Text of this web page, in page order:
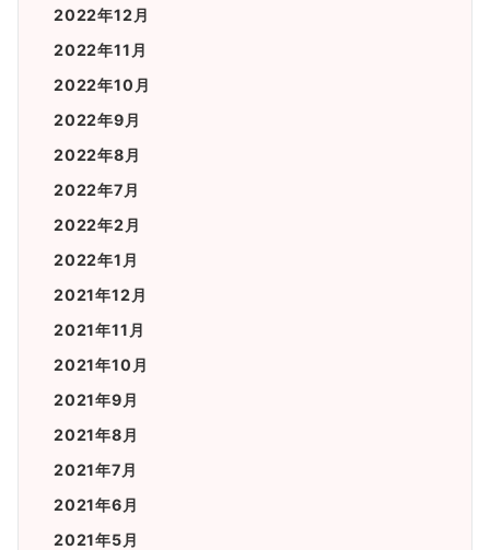
2022年12月
2022年11月
2022年10月
2022年9月
2022年8月
2022年7月
2022年2月
2022年1月
2021年12月
2021年11月
2021年10月
2021年9月
2021年8月
2021年7月
2021年6月
2021年5月